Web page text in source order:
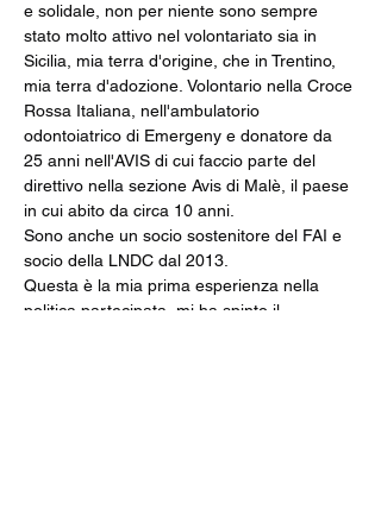
e solidale, non per niente sono sempre
stato molto attivo nel volontariato sia in
Sicilia, mia terra d'origine, che in Trentino,
mia terra d'adozione. Volontario nella Croce
Rossa Italiana, nell'ambulatorio
odontoiatrico di Emergeny e donatore da
25 anni nell'AVIS di cui faccio parte del
direttivo nella sezione Avis di Malè, il paese
in cui abito da circa 10 anni.
Sono anche un socio sostenitore del FAI e
socio della LNDC dal 2013.
Questa è la mia prima esperienza nella
politica partecipata, mi ha spinto il